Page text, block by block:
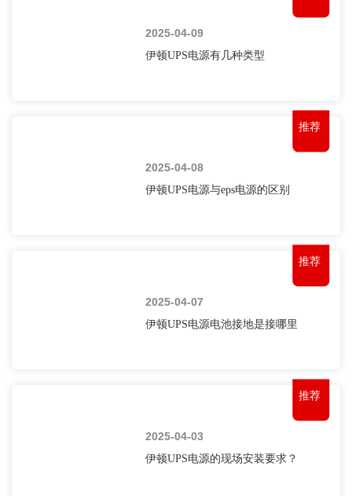
2025-04-09
伊顿UPS电源有几种类型
推荐
2025-04-08
伊顿UPS电源与eps电源的区别
推荐
2025-04-07
伊顿UPS电源电池接地是接哪里
推荐
2025-04-03
伊顿UPS电源的现场安装要求？